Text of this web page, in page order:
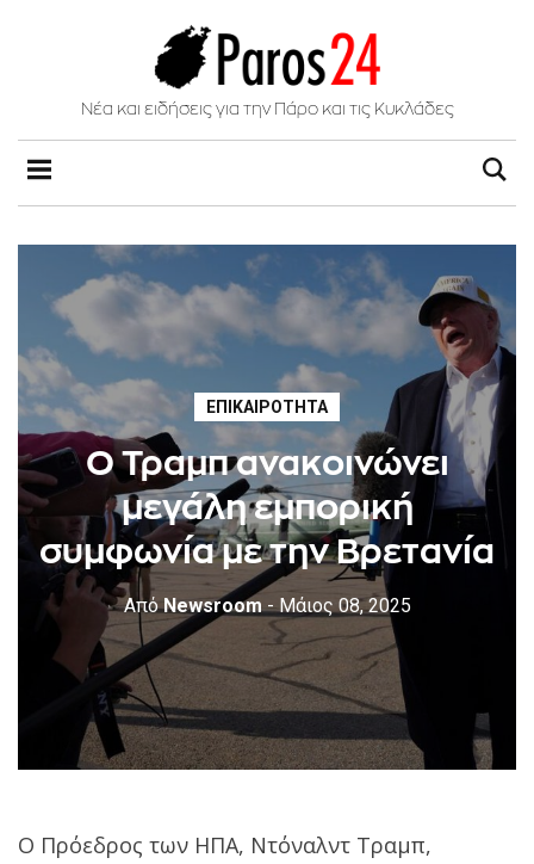
Νέα και ειδήσεις για την Πάρο και τις Κυκλάδες
ΕΠΙΚΑΙΡΌΤΗΤΑ
Ο Τραμπ ανακοινώνει
μεγάλη εμπορική
συμφωνία με την Βρετανία
ΑπόNewsroom - Μάιος 08, 2025
Ο Πρόεδρος των ΗΠΑ, Ντόναλντ Τραμπ,